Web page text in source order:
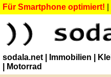
Für Smartphone optimiert!
sodala.net | Immobilien |
| Motorrad